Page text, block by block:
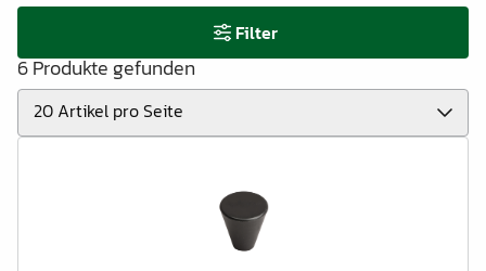
Filter
6 Produkte gefunden